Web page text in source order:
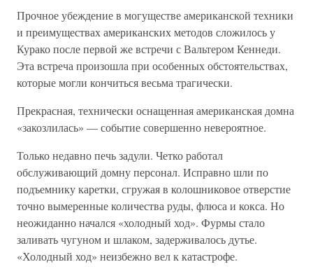
Прочное убеждение в могуществе американской техники
и преимуществах американских методов сложилось у
Курако после первой же встречи с Вальтером Кеннеди.
Эта встреча произошла при особенных обстоятельствах,
которые могли кончиться весьма трагически.
Прекрасная, технически оснащенная американская домна
«закозлилась» — событие совершенно невероятное.
Только недавно печь задули. Четко работал
обслуживающий домну персонал. Исправно шли по
подъемнику каретки, сгружая в колошниковое отверстие
точно вымеренные количества руды, флюса и кокса. Но
неожиданно начался «холодный ход». Фурмы стало
заливать чугуном и шлаком, задерживалось дутье.
«Холодный ход» неизбежно вел к катастрофе.